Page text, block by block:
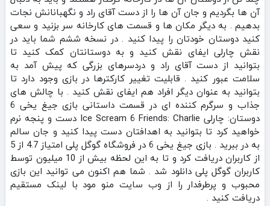
آن ها بگردیم و جان آن ها را از دست آقای راد و نگهبانانش نجات
بدهیم . به دیگر مکان ها و قسمت های کارخانه سر بزنید و سعی
کنید دوستان خودتان را پیدا کنید . در نسخه ششم شما باید در
نقش چارلی ایفای نقش کنید و به دوستانتان کمک کنید تا
بتوانید از دست آقای راد و دردسرهای بزرگی که پیش آمد به
سلامت عبور کنید . قابلیت تغییر کارکترها در بازی وجود دارد تا
بتوانید به عنوان دیگر افراد هم ایفای نقش کنید . با چالش های
جذاب و سرگرم کننده ای در قسمت داستانی بازی جیغ یخی 6
دوستان: چارلی Ice Scream 6 Friends: Charlie دست و پنجه نرم
خواهید کرد تا بتوانید به اهدافتان دست پیدا کنید و جان سالم
به در ببرید . بازی جیغ یخی 6 در فروشگاه گوگل پلی امتیاز 4.7 از 5
از کاربران دریافت کرد و تا به این لحظه بیش از 10 میلیون توسط
کاربران گوگل پلی دانلود شد . شما هم اکنون می توانید این بازی
محبوب و پرطرفدار را از وب سایت منو مود با لینک مستقیم
دریافت کنید .